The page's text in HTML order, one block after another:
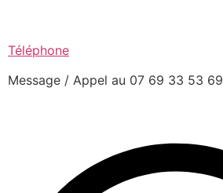
Téléphone
Message / Appel au 07 69 33 53 69